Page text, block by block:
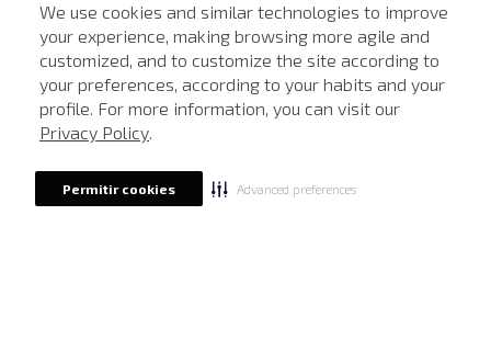
We use cookies and similar technologies to improve
your experience, making browsing more agile and
customized, and to customize the site according to
your preferences, according to your habits and your
profile. For more information, you can visit our
Privacy Policy.
Permitir cookies Advanced preferences